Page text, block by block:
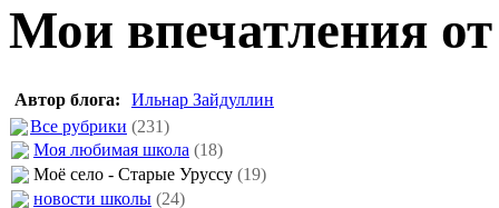
Мои впечатления
Автор блога:
Ильнар Зайдуллин
Все рубрики (231)
Моя любимая школа (18)
Моё село - Старые Уруссу (19)
новости школы (24)